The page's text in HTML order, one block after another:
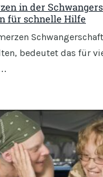
in der
für schnelle Hilfe
bedeutet das für